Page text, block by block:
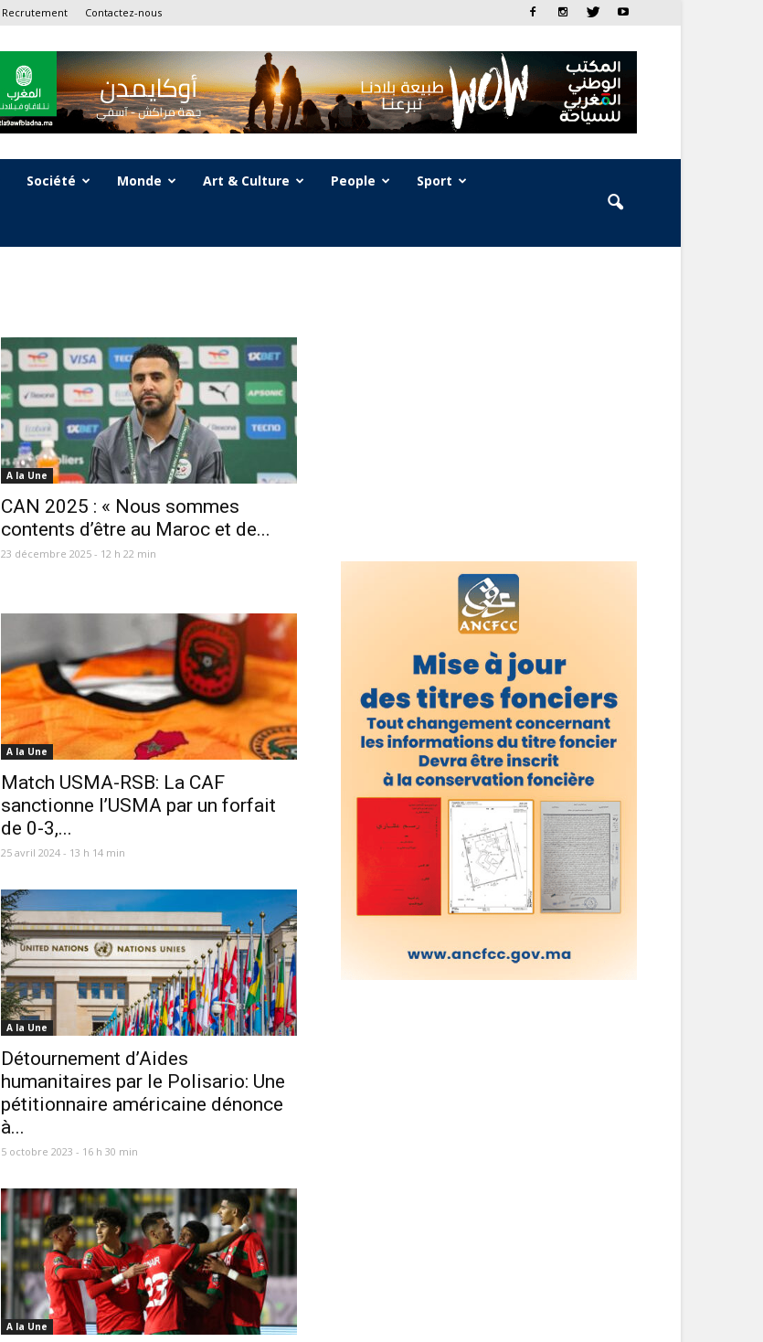
Recrutement Contactez-nous
Société Monde Art & Culture People Sport
A la Une
CAN 2025 : « Nous sommes
contents d’être au Maroc et de...
23 décembre 2025 - 12 h 22 min
A la Une
Match USMA-RSB: La CAF
sanctionne l’USMA par un forfait
de 0-3,...
25 avril 2024 - 13 h 14 min
A la Une
Détournement d’Aides
humanitaires par le Polisario: Une
pétitionnaire américaine dénonce
à...
5 octobre 2023 - 16 h 30 min
A la Une